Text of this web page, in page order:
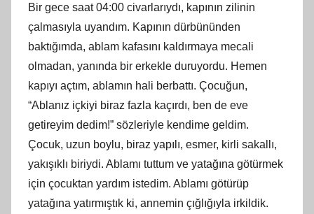
Bir gece saat 04:00 civarlarıydı, kapının zilinin
çalmasıyla uyandım. Kapının dürbününden
baktığımda, ablam kafasını kaldırmaya mecali
olmadan, yanında bir erkekle duruyordu. Hemen
kapıyı açtım, ablamın hali berbattı. Çocuğun,
“Ablanız içkiyi biraz fazla kaçırdı, ben de eve
getireyim dedim!” sözleriyle kendime geldim.
Çocuk, uzun boylu, biraz yapılı, esmer, kirli sakallı,
yakışıklı biriydi. Ablamı tuttum ve yatağına götürmek
için çocuktan yardım istedim. Ablamı götürüp
yatağına yatırmıştık ki, annemin çığlığıyla irkildik.